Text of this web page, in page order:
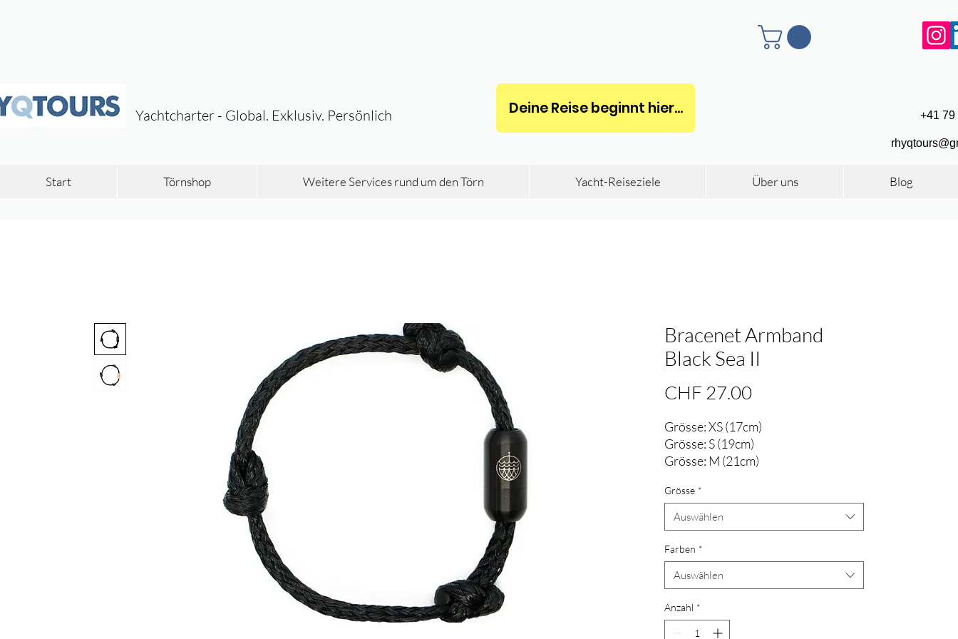
Yachtcharter - Global. Exklusiv. Persönlich Deine Reise beginnt hier... +41 79
Start Törnshop Weitere Services rund um den Törn Yacht-Reiseziele Über uns Blog
Bracenet Armband
Black Sea II
CHF 27.00Preis
Grösse: XS (17cm)
Grösse: S (19cm)
Grösse: M (21cm)
Über das Armband:
Schwarz
Einreihig
Ca. 4 mm Durchmesser
Aus ehemaligem Fischernetz
Magnetverschluss aus Edelstahl,
wahlweise in Schwarz, Rosé-Gold
Grösse *
Auswählen
Farben *
Auswählen
Anzahl *